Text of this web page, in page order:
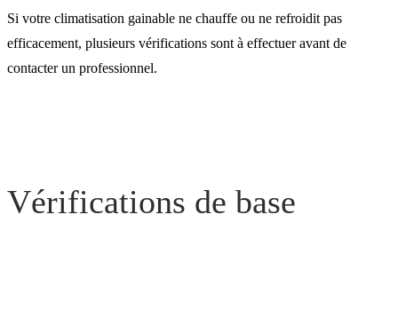
Si votre climatisation gainable ne chauffe ou ne refroidit pas
efficacement, plusieurs vérifications sont à effectuer avant de
contacter un professionnel.
Vérifications de base